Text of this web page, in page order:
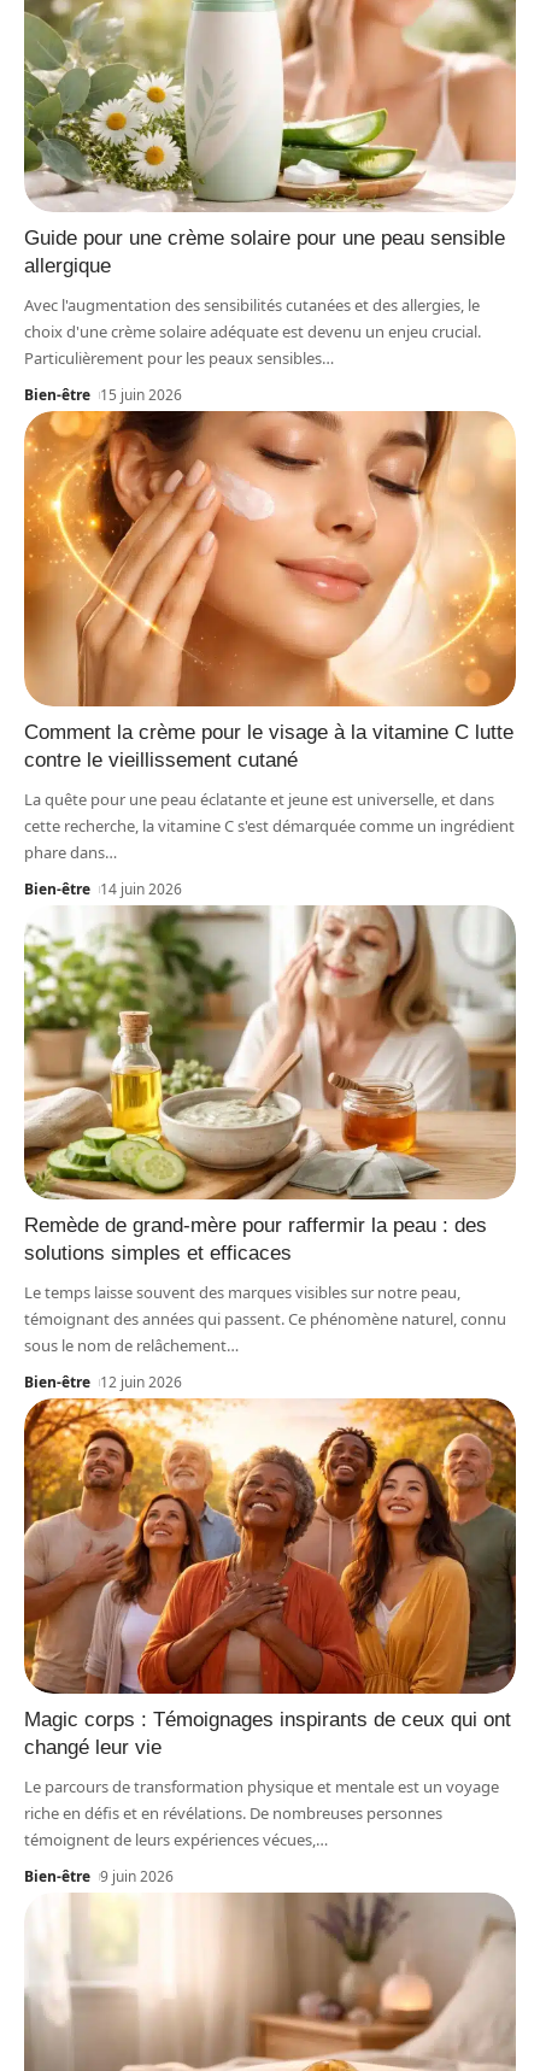
Guide pour une crème solaire pour une peau sensible
allergique
Avec l'augmentation des sensibilités cutanées et des allergies, le
choix d'une crème solaire adéquate est devenu un enjeu crucial.
Particulièrement pour les peaux sensibles…
Bien-être 15 juin 2026
Comment la crème pour le visage à la vitamine C lutte
contre le vieillissement cutané
La quête pour une peau éclatante et jeune est universelle, et dans
cette recherche, la vitamine C s'est démarquée comme un ingrédient
phare dans…
Bien-être 14 juin 2026
Remède de grand-mère pour raffermir la peau : des
solutions simples et efficaces
Le temps laisse souvent des marques visibles sur notre peau,
témoignant des années qui passent. Ce phénomène naturel, connu
sous le nom de relâchement…
Bien-être 12 juin 2026
Magic corps : Témoignages inspirants de ceux qui ont
changé leur vie
Le parcours de transformation physique et mentale est un voyage
riche en défis et en révélations. De nombreuses personnes
témoignent de leurs expériences vécues,…
Bien-être 9 juin 2026